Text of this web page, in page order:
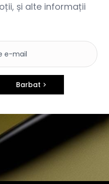
și alte informații
Barbat